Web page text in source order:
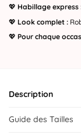
💖 Habillage express
💖 Look complet :
💖 Pour chaque
Description
Guide des Tailles